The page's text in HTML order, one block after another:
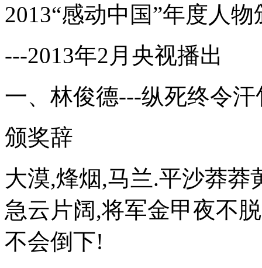
2013“感动中国”年度人
---2013年2月央视播出
一、林俊德---纵死终令汗
颁奖辞
大漠,烽烟,马兰.平沙莽莽
急云片阔,将军金甲夜不
不会倒下!